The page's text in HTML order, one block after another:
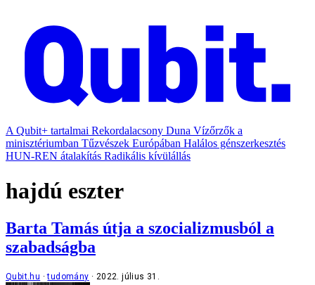
A Qubit+ tartalmai Rekordalacsony Duna Vízőrzők a
minisztériumban Tűzvészek Európában Halálos génszerkesztés
HUN-REN átalakítás Radikális kívülállás
hajdú eszter
Barta Tamás útja a szocializmusból a
szabadságba
Qubit.hu tudomány 2022. július 31.